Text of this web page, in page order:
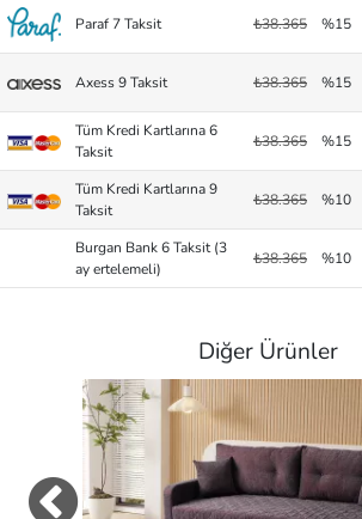
Paraf 7 Taksit ₺38.365 %15
Axess 9 Taksit ₺38.365 %15
Tüm Kredi Kartlarına 6
Taksit
₺38.365 %15
Tüm Kredi Kartlarına 9
Taksit
₺38.365 %10
Burgan Bank 6 Taksit (3
ay ertelemeli)
₺38.365 %10
Diğer Ürünler